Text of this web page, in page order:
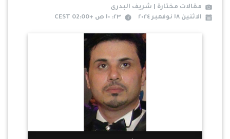
مقالات مختارة | شريف البدرى
الاثنين ١٨ نوفمبر ٢٠٢٤
٢٣: ١٠ ص +02:00 CEST